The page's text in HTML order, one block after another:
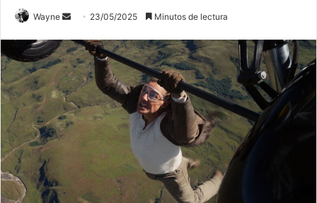
Wayne
Send
email
23/05/2025 Minutos de lectura